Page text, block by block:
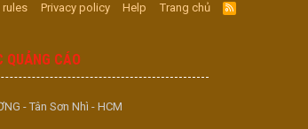
rules Privacy policy Help Trang chủ
R
S
QUẢNG CÁO
- Tân Sơn Nhì - HCM